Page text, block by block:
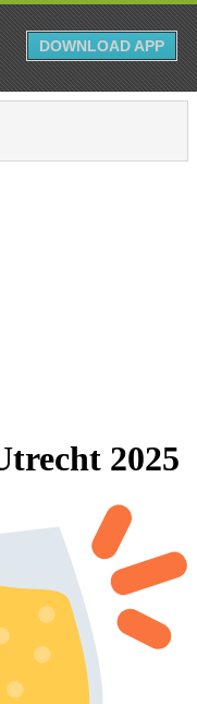
2025
DOWNLOAD APP